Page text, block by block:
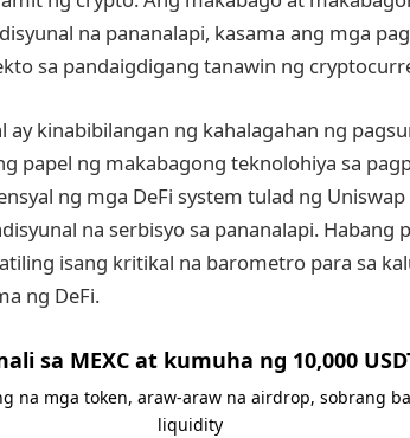
na pananalapi, kasama ang mga
sa pandaigdigang tanawin ng
kinabibilangan ng kahalagahan ng
papel ng makabagong teknolohiya sa
ng mga DeFi system tulad ng
na serbisyo sa pananalapi. Habang
isang kritikal na barometro para sa
ng DeFi.
sa MEXC at kumuha ng 10,000
na mga token, araw-araw na airdrop, sobrang
liquidity